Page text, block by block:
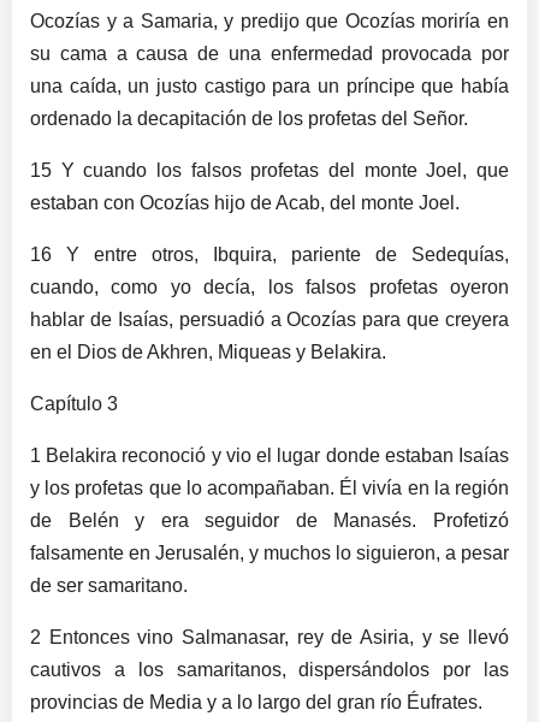
Ocozías y a Samaria, y predijo que Ocozías moriría en
su cama a causa de una enfermedad provocada por
una caída, un justo castigo para un príncipe que había
ordenado la decapitación de los profetas del Señor.
15 Y cuando los falsos profetas del monte Joel, que
estaban con Ocozías hijo de Acab, del monte Joel.
16 Y entre otros, Ibquira, pariente de Sedequías,
cuando, como yo decía, los falsos profetas oyeron
hablar de Isaías, persuadió a Ocozías para que creyera
en el Dios de Akhren, Miqueas y Belakira.
Capítulo 3
1 Belakira reconoció y vio el lugar donde estaban Isaías
y los profetas que lo acompañaban. Él vivía en la región
de Belén y era seguidor de Manasés. Profetizó
falsamente en Jerusalén, y muchos lo siguieron, a pesar
de ser samaritano.
2 Entonces vino Salmanasar, rey de Asiria, y se llevó
cautivos a los samaritanos, dispersándolos por las
provincias de Media y a lo largo del gran río Éufrates.